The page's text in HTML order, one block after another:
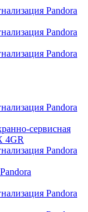
Pandora
Pandora
Pandora
Pandora
сервисная
4GR
Pandora
Pandora